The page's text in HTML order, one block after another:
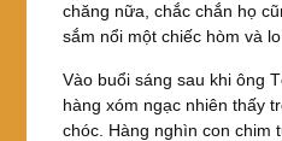
chăng nữa, chắc chắn họ
sắm nổi một chiếc hòm và
Vào buổi sáng sau khi ông
hàng xóm ngạc nhiên thấy
chóc. Hàng nghìn con chim